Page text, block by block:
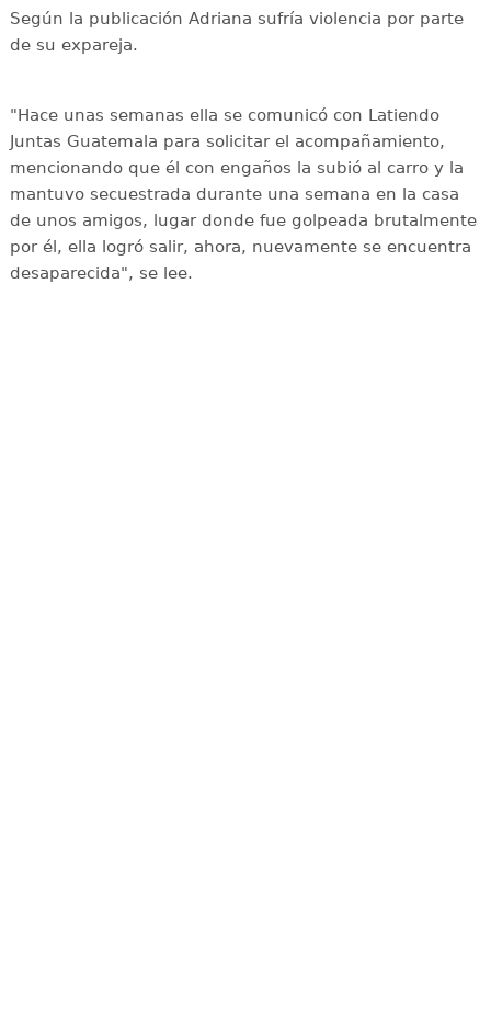
Según la publicación Adriana sufría violencia por parte
de su expareja.
"Hace unas semanas ella se comunicó con Latiendo
Juntas Guatemala para solicitar el acompañamiento,
mencionando que él con engaños la subió al carro y la
mantuvo secuestrada durante una semana en la casa
de unos amigos, lugar donde fue golpeada brutalmente
por él, ella logró salir, ahora, nuevamente se encuentra
desaparecida", se lee.